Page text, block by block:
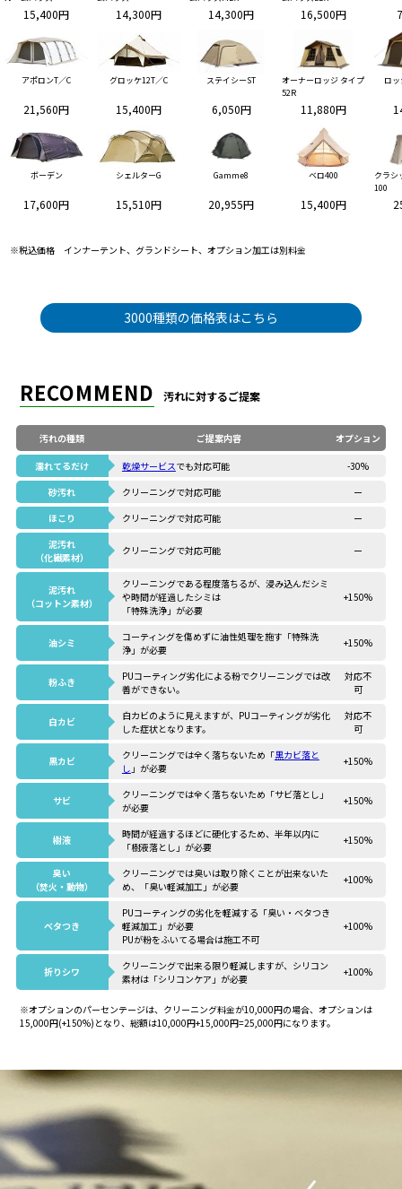
15,400円 14,300円 14,300円 16,500円
アポロンT／C
21,560円
グロッケ12T／C
15,400円
ステイシーST
6,050円
オーナーロッジ タイプ
52R
11,880円
ロ
ボーデン
17,600円
シェルターG
15,510円
Gamme8
20,955円
ベロ400
15,400円
クラシ
100
※税込価格 インナーテント、グランドシート、オプション加工は別料金
3000種類の価格表はこちら
RECOMMEND 汚れに対するご提案
汚れの種類 ご提案内容 オプション
濡れてるだけ 乾燥サービス でも対応可能
-30%
砂汚れ
クリーニングで対応可能
ー
ほこり
クリーニングで対応可能
ー
泥汚れ
（化繊素材）
クリーニングで対応可能 ー
泥汚れ
（コットン素材）
クリーニングである程度落ちるが、浸み込んだシミ
や時間が経過したシミは
「特殊洗浄」が必要
+150%
油シミ
コーティングを傷めずに油性処理を施す「特殊洗
浄」が必要
+150%
粉ふき
PUコーティング劣化による粉でクリーニングでは改
善ができない。
対応不
可
白カビ
白カビのように見えますが、PUコーティングが劣化
した症状となります。
対応不
可
黒カビ クリーニングでは全く落ちないため「黒カビ落と
し 」が必要
+150%
サビ
クリーニングでは全く落ちないため「サビ落とし」
が必要
+150%
樹液
時間が経過するほどに硬化するため、半年以内に
「樹液落とし」が必要
+150%
臭い
（焚火・動物）
クリーニングでは臭いは取り除くことが出来ないた
め、「臭い軽減加工」が必要
+100%
ベタつき
PUコーティングの劣化を軽減する「臭い・ベタつき
軽減加工」が必要
PUが粉をふいてる場合は施工不可
+100%
折りシワ
クリーニングで出来る限り軽減しますが、シリコン
素材は「シリコンケア」が必要
+100%
※オプションのパーセンテージは、クリーニング料金が10,000円の場合、オプションは
15,000円(+150%)となり、総額は10,000円+15,000円=25,000円になります。